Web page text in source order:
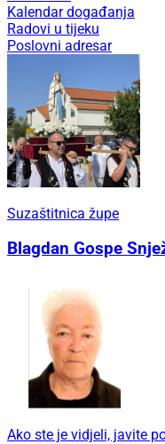
Kalendar događanja
Radovi u tijeku
Poslovni adresar
Suzaštitnica župe
Blagdan Gospe
Ako ste je vidjeli, javite